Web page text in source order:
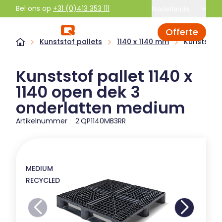
Bel ons op +31 (0)413 353 111
Offerte
Kunststof pallets 1140 x 1140 mm Kunststof
Kunststof pallet 1140 x
1140 open dek 3
onderlatten medium
Artikelnummer 2.QP1140MB3RR
MEDIUM
RECYCLED